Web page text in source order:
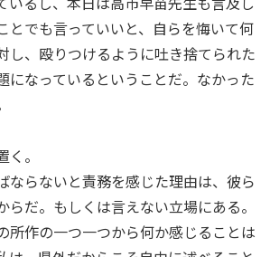
とでも言っていいと、自らを悔いて何
し、殴りつけるように吐き捨てられた
になっているということだ。なかった
。
ならないと責務を感じた理由は、彼ら
らだ。もしくは言えない立場にある。
所作の一つ一つから何か感じることは